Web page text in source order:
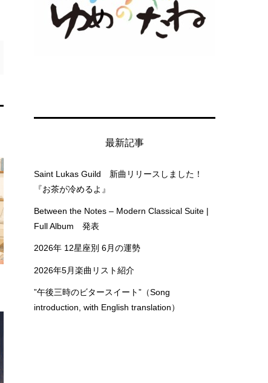
最新記事
Saint Lukas Guild 新曲リリースしました！
『お茶が冷めるよ』
Between the Notes – Modern Classical Suite |
Full Album 発表
2026年 12星座別 6月の運勢
2026年5月楽曲リスト紹介
”午後三時のビタースイート”（Song
introduction, with English translation）